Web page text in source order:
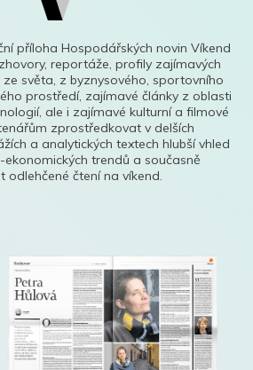
příloha Hospodářských novin Víkend
reportáže, profily zajímavých
světa, z byznysového, sportovního
prostředí, zajímavé články z oblasti
ale i zajímavé kulturní a filmové
zprostředkovat v delších
a analytických textech hlubší vhled
trendů a současně
odlehčené čtení na víkend.